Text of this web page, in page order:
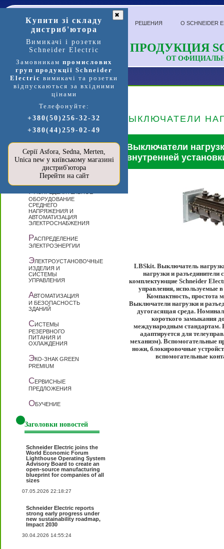
ПРОДУКЦИЯ
ОТ
РЕШЕНИЯ О SCHNEIDER
П
ЕРЕЙТИ В
МАГАЗИН
SCHNEIDER
ELECTRIC »»»
ВТОМАТИЗАЦИЯ
И УПРАВЛЕНИЕ
ОБОРУДОВАНИЕ
СРЕДНЕГО
НАПРЯЖЕНИЯ И
АВТОМАТИЗАЦИЯ
ЭЛЕКТРОСНАБЖЕНИЯ
РАСПРЕДЕЛЕНИЕ
ЭЛЕКТРОЭНЕРГИИ
ЭЛЕКТРОУСТАНОВОЧНЫЕ
ИЗДЕЛИЯ И
СИСТЕМЫ
УПРАВЛЕНИЯ
АВТОМАТИЗАЦИЯ
И БЕЗОПАСНОСТЬ
ЗДАНИЙ
СИСТЕМЫ
РЕЗЕРВНОГО
ПИТАНИЯ И
ОХЛАЖДЕНИЯ
ЭКО-ЗНАК GREEN
PREMIUM
СЕРВИСНЫЕ
ПРЕДЛОЖЕНИЯ
ОБУЧЕНИЕ
Заголовки новостей
Schneider Electric joins the
World Economic Forum
Lighthouse Operating System
Advisory Board to create an
open-source manufacturing
blueprint for companies of all
sizes
07.05.2026 22:18:27
Schneider Electric reports
strong early progress under
new sustainability roadmap,
Impact 2030
30.04.2026 14:55:24
ВЫКЛЮЧАТЕЛИ
Выключатели
внутренней
LBSkit. Выключатель
нагрузки и разъединители
комплектующие Schneider
управления, используемые
Компактность, простота
Выключатели нагрузки и
дугогасящая среда.
короткого замыкания
международным стандартам.
адаптируется для
механизм). Вспомогательные
ножи, блокировочные
вспомогательные
Купити зі складу
дистриб'ютора
Вимикачі і розетки
Schneider Electric
Замовникам промислових
груп продукції Schneider
Electric вимикачі та розетки
відпускаються за вхідними
цінами
Телефонуйте:
+380(50)256-32-32
+380(44)259-02-49
Серії Asfora, Sedna, Merten,
Unica new у київському магазині
дистриб'ютора
Перейти на сайт
✖